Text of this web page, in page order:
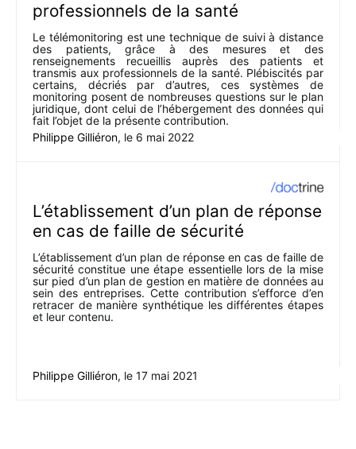
professionnels de la santé
Le télémonitoring est une technique de suivi à distance
des patients, grâce à des mesures et des
renseignements recueillis auprès des patients et
transmis aux professionnels de la santé. Plébiscités par
certains, décriés par d’autres, ces systèmes de
monitoring posent de nombreuses questions sur le plan
juridique, dont celui de l’hébergement des données qui
fait l’objet de la présente contribution.
Philippe Gilliéron, le 6 mai 2022
L’établissement d’un plan de réponse
en cas de faille de sécurité
L’établissement d’un plan de réponse en cas de faille de
sécurité constitue une étape essentielle lors de la mise
sur pied d’un plan de gestion en matière de données au
sein des entreprises. Cette contribution s’efforce d’en
retracer de manière synthétique les différentes étapes
et leur contenu.
Philippe Gilliéron, le 17 mai 2021